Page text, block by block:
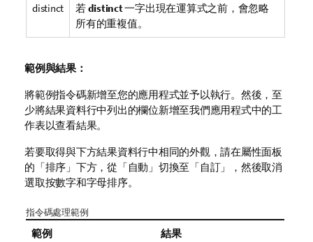
distinct 若distinct一字出現在運算式之前，會忽略
所有的重複值。
範例與結果：
將範例指令碼新增至您的應用程式並予以執行。然後，至
少將結果資料行中列出的欄位新增至我們應用程式中的工
作表以查看結果。
若要取得與下方結果資料行中相同的外觀，請在屬性面板
的「排序」下方，從「自動」切換至「自訂」，然後取消
選取按數字和字母排序。
指令碼處理範例
範例 結果